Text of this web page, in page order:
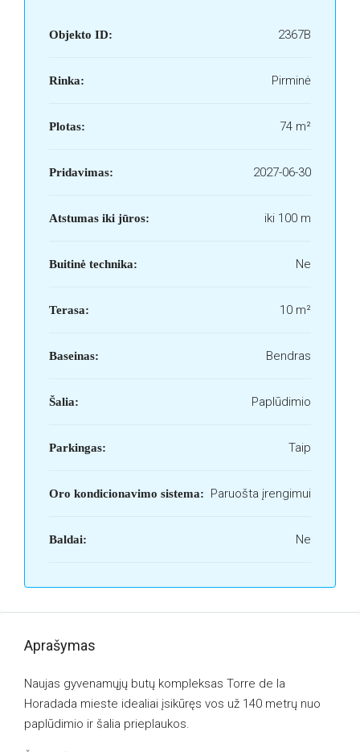
Objekto ID: 2367B
Rinka: Pirminė
Plotas: 74 m²
Pridavimas: 2027-06-30
Atstumas iki jūros: iki 100 m
Buitinė technika: Ne
Terasa: 10 m²
Baseinas: Bendras
Šalia: Paplūdimio
Parkingas: Taip
Oro kondicionavimo sistema: Paruošta įrengimui
Baldai: Ne
Aprašymas
Naujas gyvenamųjų butų kompleksas Torre de la
Horadada mieste idealiai įsikūręs vos už 140 metrų nuo
paplūdimio ir šalia prieplaukos.